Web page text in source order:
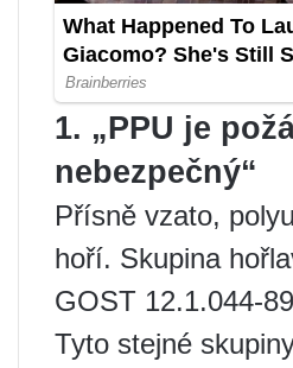
1. „PPU je
nebezpečný“
Přísně vzato,
hoří. Skupina
GOST 12.1.044-
Tyto stejné